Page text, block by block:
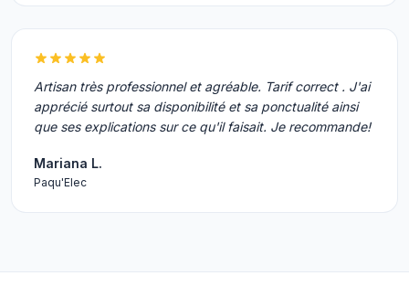
Artisan très professionnel et agréable. Tarif correct . J'ai
apprécié surtout sa disponibilité et sa ponctualité ainsi
que ses explications sur ce qu'il faisait. Je recommande!
Mariana L.
Paqu'Elec